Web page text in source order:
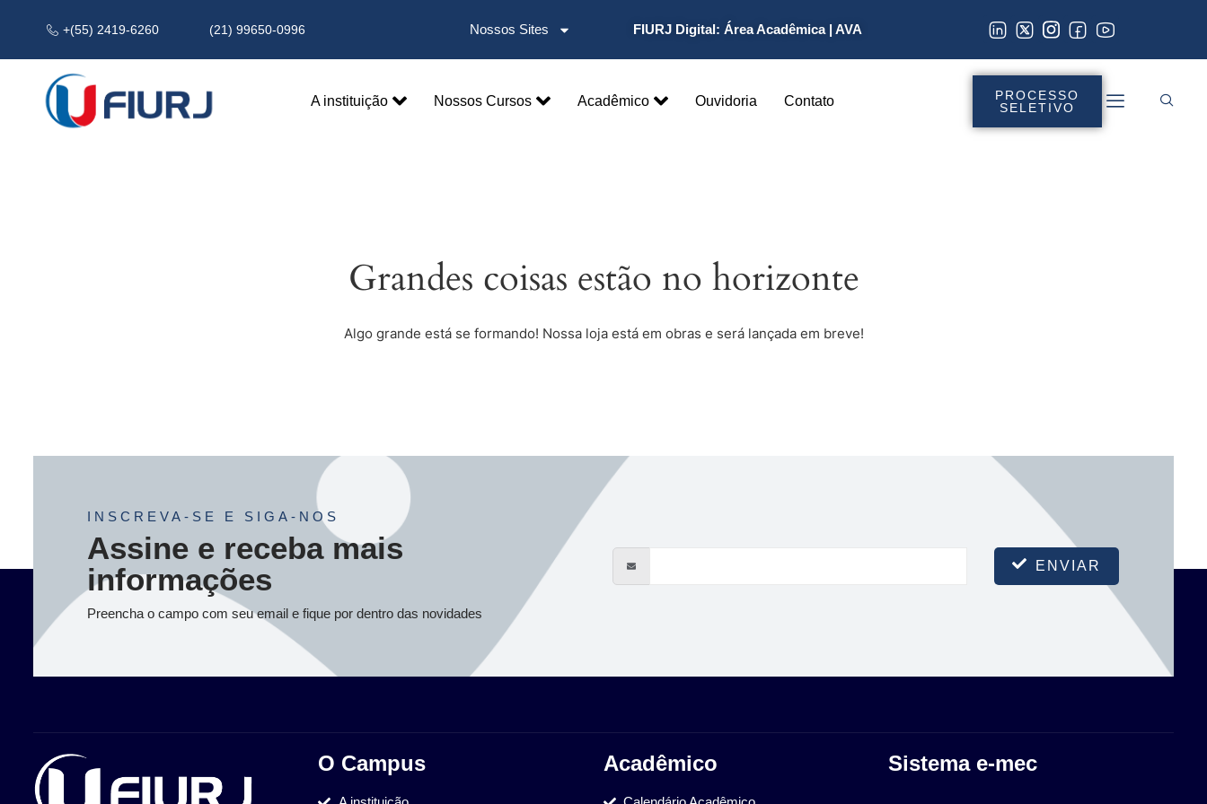
+(55) 2419-6260 (21) 99650-0996 Nossos Sites FIURJ Digital: Área Acadêmica |AVA
A instituição Nossos Cursos Acadêmico Ouvidoria Contato
PROCESSO
SELETIVO
Grandes coisas estão no horizonte
Algo grande está se formando! Nossa loja está em obras e será lançada em breve!
INSCREVA-SE E SIGA-NOS
Assine e receba mais
informações
Preencha o campo com seu email e fique por dentro das novidades
ENVIAR
O Campus Acadêmico Sistema e-mec